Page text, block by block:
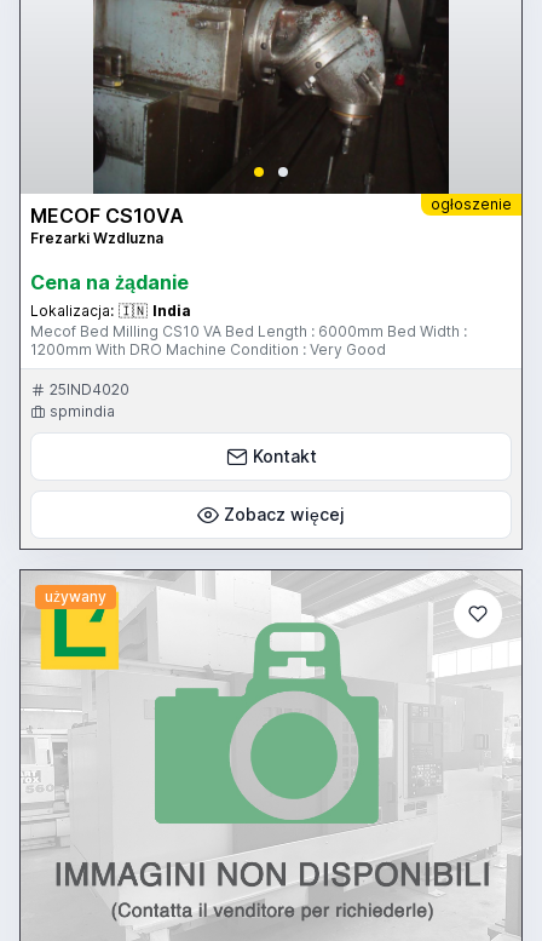
ogłoszenie
MECOF CS10VA
Frezarki Wzdluzna
Cena na żądanie
Lokalizacja: 🇮🇳 India
Mecof Bed Milling CS10 VA Bed Length : 6000mm Bed Width :
1200mm With DRO Machine Condition : Very Good
25IND4020
spmindia
Kontakt
Zobacz więcej
używany